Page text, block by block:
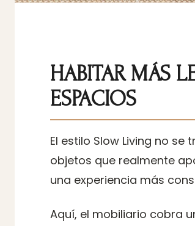
HABITAR MÁS
ESPACIOS
El estilo Slow Living no
objetos que realmente
una experiencia más
Aquí, el mobiliario cobra